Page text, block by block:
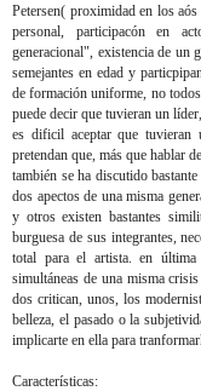
Petersen( proximidad en los
personal, participacón en
generacional", existencia de un
semejantes en edad y
de formación uniforme, no
puede decir que tuvieran un
es dificil aceptar que tuvieran
pretendan que, más que hablar
también se ha discutido
dos apectos de una misma
y otros existen bastantes
burguesa de sus integrantes,
total para el artista. en
simultáneas de una misma
dos critican, unos, los
belleza, el pasado o la
implicarte en ella para
Características: